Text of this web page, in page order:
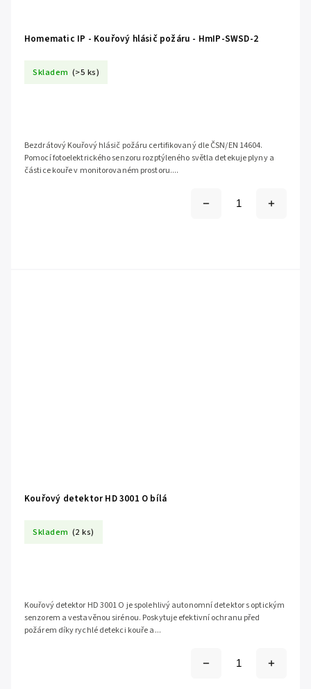
Homematic IP - Kouřový hlásič požáru - HmIP-SWSD-2
Skladem (>5 ks)
Bezdrátový Kouřový hlásič požáru certifikovaný dle ČSN/EN 14604.
Pomocí fotoelektrického senzoru rozptýleného světla detekuje plyny a
částice kouře v monitorovaném prostoru....
Kouřový detektor HD 3001 O bílá
Skladem (2 ks)
Kouřový detektor HD 3001 O je spolehlivý autonomní detektor s optickým
senzorem a vestavěnou sirénou. Poskytuje efektivní ochranu před
požárem díky rychlé detekci kouře a...